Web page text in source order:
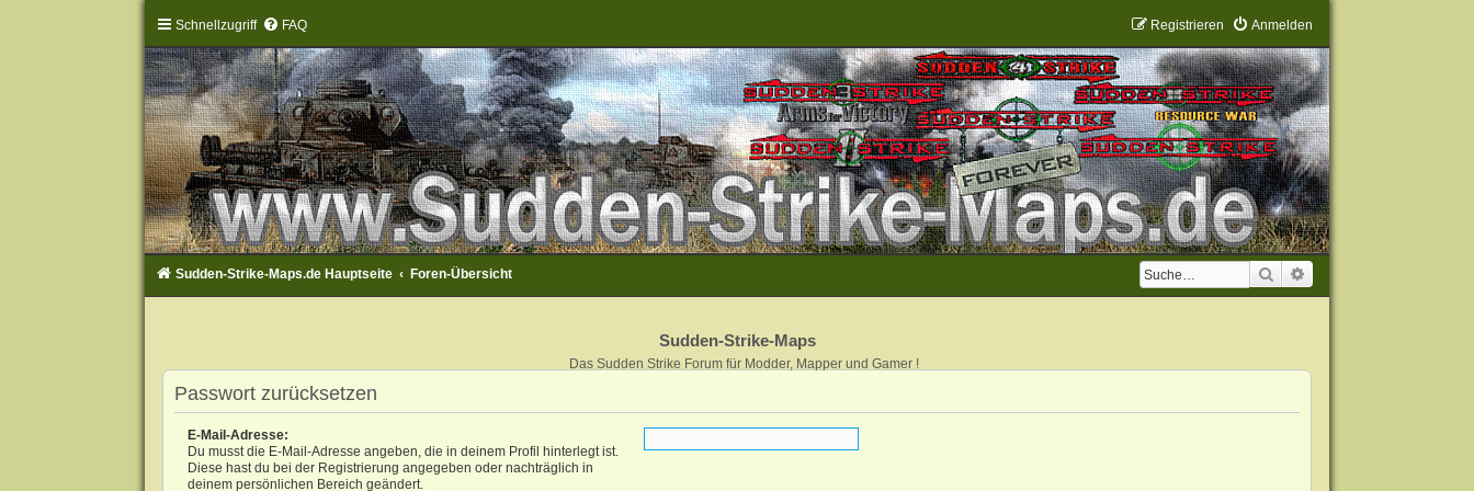
Schnellzugriff FAQ Anmelden
Registrieren
Suche
Sudden-Strike-Maps.de Hauptseite Foren-Übersicht
Sudden-Strike-Maps
Das Sudden Strike Forum für Modder, Mapper und Gamer !
Passwort zurücksetzen
E-Mail-Adresse:
Du musst die E-Mail-Adresse angeben, die in deinem Profil hinterlegt ist.
Diese hast du bei der Registrierung angegeben oder nachträglich in
deinem persönlichen Bereich geändert.